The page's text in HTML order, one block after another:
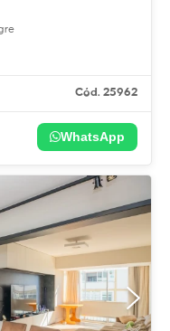
Cód. 25962
WhatsApp